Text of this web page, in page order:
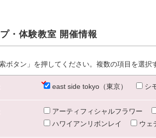
・体験教室 開催情報
ボタン」を押してください。複数の項目を選択
east side tokyo（東京） シ
アーティフィシャルフラワー
ハワイアンリボンレイ
ウェ